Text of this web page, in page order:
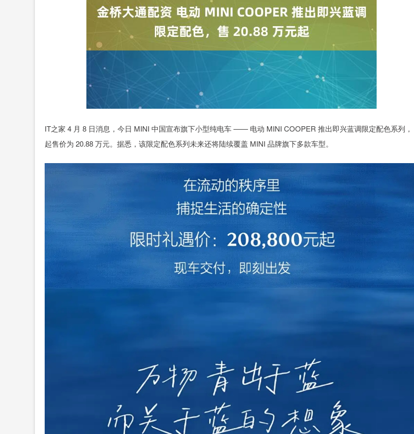
IT之家 4 月 8 日消息，今日 MINI 中国宣布旗下小型纯电车 —— 电动 MINI COOPER 推出即兴蓝调限定配色系列，
起售价为 20.88 万元。据悉，该限定配色系列未来还将陆续覆盖 MINI 品牌旗下多款车型。